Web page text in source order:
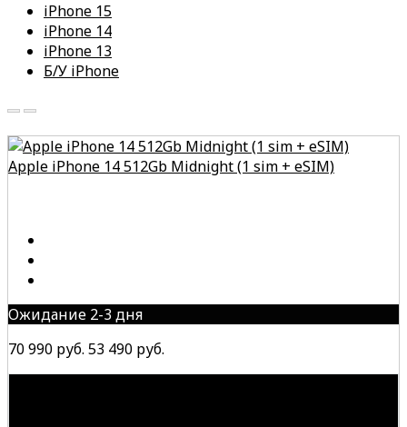
iPhone 15
iPhone 14
iPhone 13
Б/У iPhone
Apple iPhone 14 512Gb Midnight (1 sim + eSIM)
Ожидание 2-3 дня
70 990 руб. 53 490 руб.